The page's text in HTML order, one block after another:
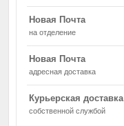
Новая Почта
на отделение
Новая Почта
адресная доставка
Курьерская доставка
собственной службой